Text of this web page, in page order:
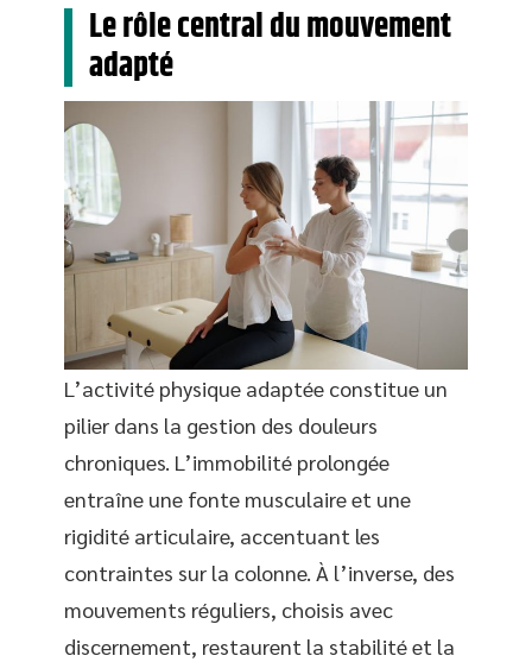
Le rôle central du mouvement
adapté
L’activité physique adaptée constitue un
pilier dans la gestion des douleurs
chroniques. L’immobilité prolongée
entraîne une fonte musculaire et une
rigidité articulaire, accentuant les
contraintes sur la colonne. À l’inverse, des
mouvements réguliers, choisis avec
discernement, restaurent la stabilité et la